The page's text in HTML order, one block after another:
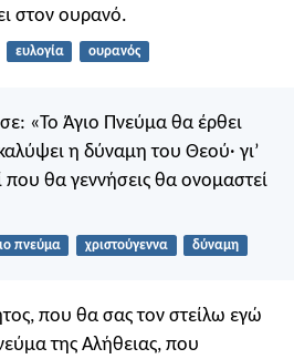
στον ουρανό.
ευλογία
ουρανός
«Το Άγιο Πνεύμα θα έρθει
η δύναμη του Θεού· γι’
που θα γεννήσεις θα ονομαστεί
πνεύμα χριστούγεννα δύναμη
που θα σας τον στείλω εγώ
της Αλήθειας, που